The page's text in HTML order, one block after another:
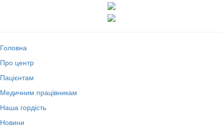
Головна
Про центр
Пацієнтам
Медичним працівникам
Наша гордість
Новини